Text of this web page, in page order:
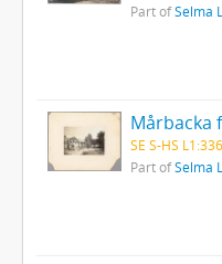
Part ofSelma
Mårbacka
SE S-HS
Part ofSelma